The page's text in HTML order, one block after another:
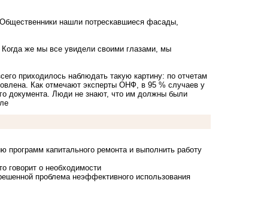
нашли потрескавшиеся фасады,
же мы все увидели своими глазами, мы
приходилось наблюдать такую картину: по отчетам
Как отмечают эксперты ОНФ, в 95 % случаев у
документа. Люди не знают, что им должны были
программ капитального ремонта и выполнить работу
говорит о необходимости
проблема неэффективного использования